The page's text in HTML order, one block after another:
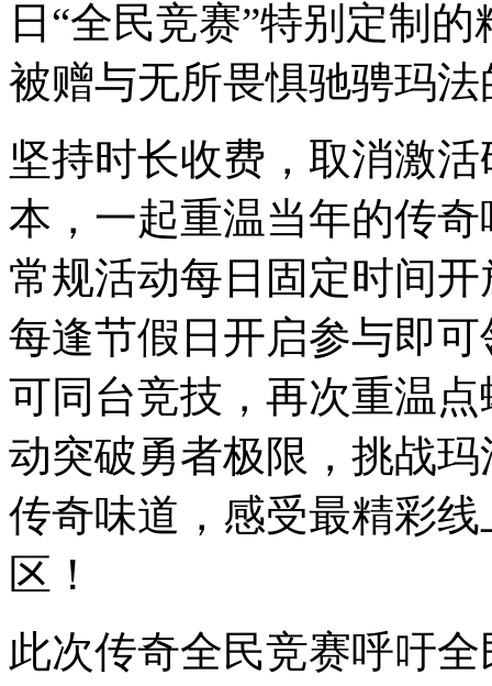
日“全民竞赛”特别定制
被赠与无所畏惧驰骋玛
坚持时长收费，取消激
本，一起重温当年的传
常规活动每日固定时间
每逢节假日开启参与即
可同台竞技，再次重温
动突破勇者极限，挑战
传奇味道，感受最精彩
区！
此次传奇全民竞赛呼吁